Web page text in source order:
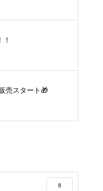
売スタート🎁
8